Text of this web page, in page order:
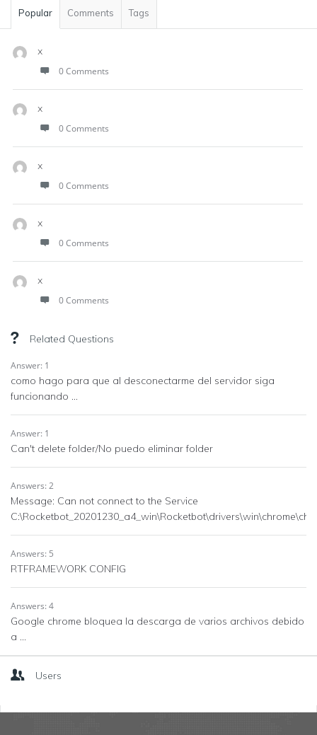
Popular Comments Tags
x
0 Comments
x
0 Comments
x
0 Comments
x
0 Comments
x
0 Comments
Related Questions
Answer: 1
como hago para que al desconectarme del servidor siga
funcionando ...
Answer: 1
Can't delete folder/No puedo eliminar folder
Answers: 2
Message: Can not connect to the Service
Answers: 5
RTFRAMEWORK CONFIG
Answers: 4
Google chrome bloquea la descarga de varios archivos debido
a ...
Users